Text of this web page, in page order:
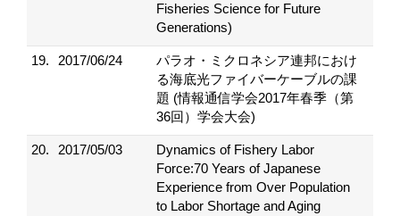
Fisheries Science for Future
Generations)
19. 2017/06/24
パラオ・ミクロネシア連邦におけ
る海底光ファイバーケーブルの課
題 (情報通信学会2017年春季（第
36回）学会大会)
20. 2017/05/03
Dynamics of Fishery Labor
Force:70 Years of Japanese
Experience from Over Population
to Labor Shortage and Aging